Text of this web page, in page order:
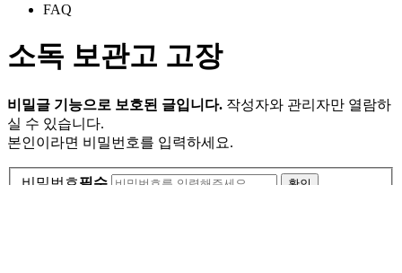
FAQ
소독 보관고 고장
비밀글 기능으로 보호된 글입니다. 작성자와 관리자만 열람하
실 수 있습니다.
본인이라면 비밀번호를 입력하세요.
비밀번호필수